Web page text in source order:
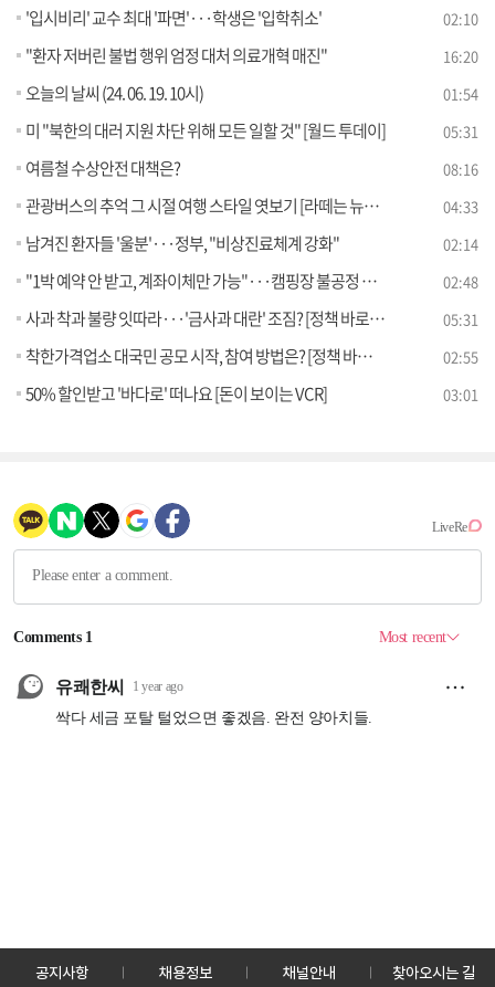
'입시비리' 교수 최대 '파면'···학생은 '입학취소' 02:10
"환자 저버린 불법 행위 엄정 대처 의료개혁 매진" 16:20
오늘의 날씨 (24. 06. 19. 10시) 01:54
미 "북한의 대러 지원 차단 위해 모든 일할 것" [월드 투데이] 05:31
여름철 수상안전 대책은? 08:16
관광버스의 추억 그 시절 여행 스타일 엿보기 [라떼는 뉴우스] 04:33
남겨진 환자들 '울분'···정부, "비상진료체계 강화" 02:14
"1박 예약 안 받고, 계좌이체만 가능"···캠핑장 불공정 약관 조사 02:48
사과 착과 불량 잇따라···'금사과 대란' 조짐? [정책 바로보기] 05:31
착한가격업소 대국민 공모 시작, 참여 방법은? [정책 바로보기] 02:55
50% 할인받고 '바다로' 떠나요 [돈이 보이는 VCR] 03:01
공지사항 채용정보 채널안내 찾아오시는 길